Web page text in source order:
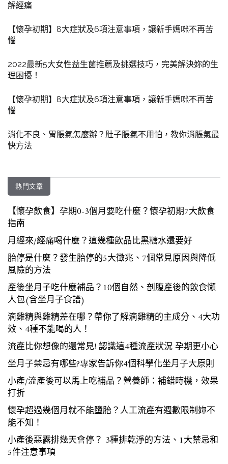
解經痛
【懷孕初期】8大症狀及6項注意事項，讓新手媽咪不再苦
惱
2022最新5大女性益生菌推薦及挑選技巧，完美解決妳的生
理困擾！
【懷孕初期】8大症狀及6項注意事項，讓新手媽咪不再苦
惱
消化不良、胃脹氣怎麼辦？肚子脹氣不用怕，教你消脹氣最
快方法
熱門文章
【懷孕飲食】孕期0-3個月要吃什麼？懷孕初期7大飲食
指南
月經來/經痛喝什麼？這幾種飲品比黑糖水還要好
胎停是什麼？發生胎停的5大徵兆、7個常見原因與降低
風險的方法
產後坐月子吃什麼補品？10個自然、剖腹產後的飲食懶
人包(含坐月子食譜)
滴雞精與雞精差在哪？帶你了解滴雞精的主成分、4大功
效、4種不能喝的人！
流產比你想像的還常見! 認識這4種流產狀況 孕期更小心
坐月子禁忌有哪些?專家告訴你4個科學化坐月子大原則
小產/流產後可以馬上吃補品？營養師：補錯時機，效果
打折
懷孕超過幾個月就不能墮胎？人工流產有週數限制妳不
能不知！
小產後惡露排幾天會停？ 3種排乾淨的方法、1大禁忌和
5件注意事項